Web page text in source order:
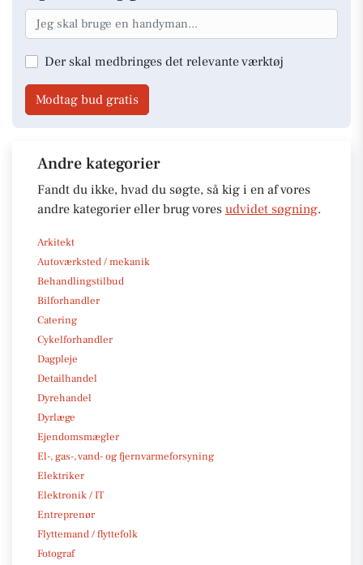
Der skal medbringes det relevante værktøj
Modtag bud gratis
Andre kategorier
Fandt du ikke, hvad du søgte, så kig i en af vores
andre kategorier eller brug vores udvidet søgning.
Arkitekt
Autoværksted / mekanik
Behandlingstilbud
Bilforhandler
Catering
Cykelforhandler
Dagpleje
Detailhandel
Dyrehandel
Dyrlæge
Ejendomsmægler
El-, gas-, vand- og fjernvarmeforsyning
Elektriker
Elektronik / IT
Entreprenør
Flyttemand / flyttefolk
Fotograf